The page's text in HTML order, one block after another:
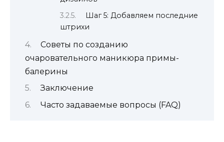
Шаг 5: Добавляем последние
штрихи
Советы по созданию
очаровательного маникюра примы-
балерины
Заключение
Часто задаваемые вопросы (FAQ)